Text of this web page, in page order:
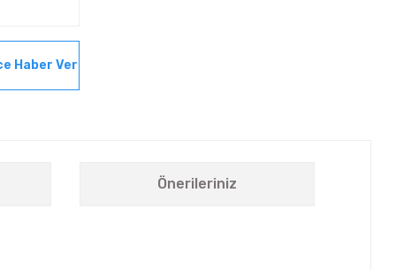
Haber Ver
Önerileriniz